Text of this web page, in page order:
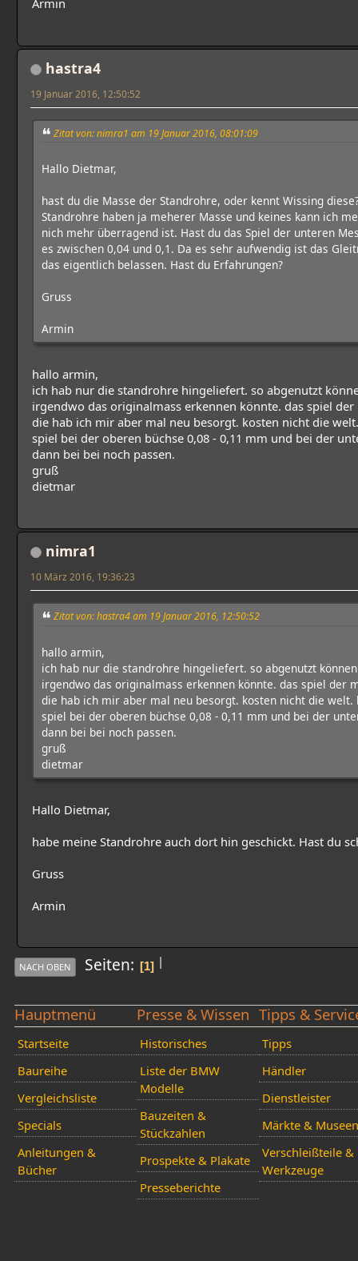
Armin
hastra4
19 Januar 2016, 12:50:52
Zitat von: nimra1 am 19 Januar 2016, 08:01:09
Hallo Dietmar,
hast du die Masse der Standrohre, oder kennt Wissing
Standrohre haben ja meherer Masse und keines kann ich
nich mehr überragend ist. Hast du das Spiel der unteren
es zwischen 0,04 und 0,1. Da es sehr aufwendig ist das
das eigentlich belassen. Hast du Erfahrungen?
Gruss
Armin
hallo armin,
ich hab nur die standrohre hingeliefert. so abgenutzt
irgendwo das originalmass erkennen könnte. das spiel
die hab ich mir aber mal neu besorgt. kosten nicht die
spiel bei der oberen büchse 0,08 - 0,11 mm und bei der
dann bei bei noch passen.
gruß
dietmar
nimra1
10 März 2016, 19:36:23
Zitat von: hastra4 am 19 Januar 2016, 12:50:52
hallo armin,
ich hab nur die standrohre hingeliefert. so abgenutzt
irgendwo das originalmass erkennen könnte. das spiel der
die hab ich mir aber mal neu besorgt. kosten nicht die
spiel bei der oberen büchse 0,08 - 0,11 mm und bei der
dann bei bei noch passen.
gruß
dietmar
Hallo Dietmar,
habe meine Standrohre auch dort hin geschickt. Hast du
Gruss
Armin
|
NACH OBEN Seiten 1
Hauptmenü
Startseite
Baureihe
Vergleichsliste
Specials
Anleitungen &
Bücher
Presse & Wissen
Historisches
Liste der BMW
Modelle
Bauzeiten &
Stückzahlen
Prospekte & Plakate
Presseberichte
Tipps &
Tipps
Händler
Dienstleister
Märkte & Museen
Verschleißteile &
Werkzeuge